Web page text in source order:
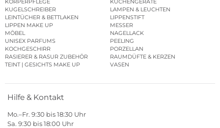
KÖRPERPFLEGE
KÜCHENGERÄTE
KUGELSCHREIBER
LAMPEN & LEUCHTEN
LEINTÜCHER & BETTLAKEN
LIPPENSTIFT
LIPPEN MAKE UP
MESSER
MÖBEL
NAGELLACK
UNISEX PARFUMS
PEELING
KOCHGESCHIRR
PORZELLAN
RASIERER & RASUR ZUBEHÖR
RAUMDÜFTE & KERZEN
TEINT | GESICHTS MAKE UP
VASEN
Hilfe & Kontakt
Mo.–Fr. 9:30 bis 18:30 Uhr
Sa. 9:30 bis 18:00 Uhr